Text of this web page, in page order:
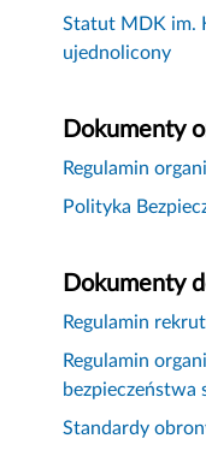
Statut MDK im.
ujednolicony
Dokumenty
Regulamin
Polityka
Dokumenty
Regulamin
Regulamin
bezpieczeństwa
Standardy